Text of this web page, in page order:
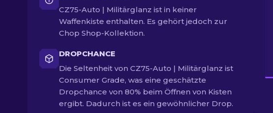
CZ75-Auto | Militärglanz ist in keiner
Waffenkiste enthalten. Es gehört jedoch zur
Chop Shop-Kollektion.
DROPCHANCE
Die Seltenheit von CZ75-Auto | Militärglanz ist
Consumer Grade, was eine geschätzte
Dropchance von 80% beim Öffnen von Kisten
ergibt. Dadurch ist es ein gewöhnlicher Drop.